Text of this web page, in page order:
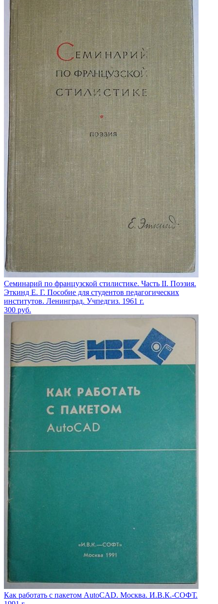
Семинарий по французской стилистике. Часть II. Поэзия.
Эткинд Е. Г. Пособие для студентов педагогических
институтов. Ленинград. Учпедгиз. 1961 г.
300 руб.
Как работать с пакетом AutoCAD. Москва. И.В.К.-СОФТ.